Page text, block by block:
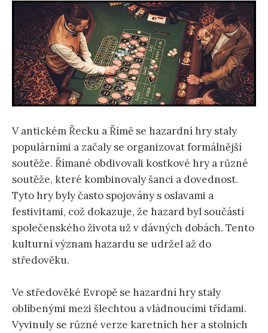
V antickém Řecku a Římě se hazardní hry staly
populárními a začaly se organizovat formálnější
soutěže. Římané obdivovali kostkové hry a různé
soutěže, které kombinovaly šanci a dovednost.
Tyto hry byly často spojovány s oslavami a
festivitami, což dokazuje, že hazard byl součástí
společenského života už v dávných dobách. Tento
kulturní význam hazardu se udržel až do
středověku.
Ve středověké Evropě se hazardní hry staly
oblíbenými mezi šlechtou a vládnoucími třídami.
Vyvinuly se různé verze karetních her a stolních